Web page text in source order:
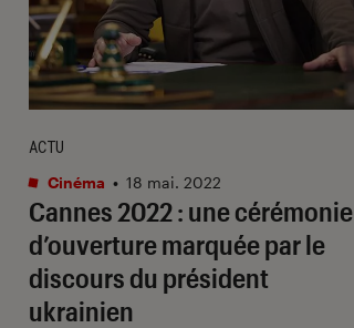
Cannes 2022 : une cérémonie
d’ouverture marquée par le
discours du président
ukrainien
ACTU
Cinéma • 18 mai. 2022